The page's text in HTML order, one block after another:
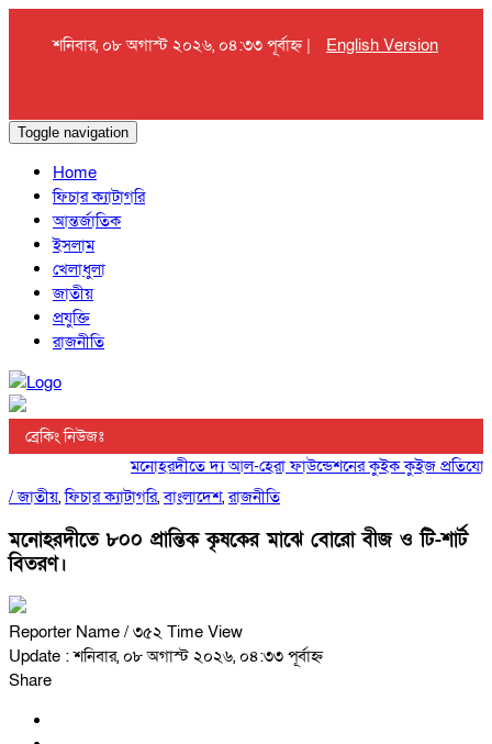
শনিবার, ০৮ অগাস্ট ২০২৬, ০৪:৩৩ পূর্বাহ্ন | English Version
Toggle navigation
Home
ফিচার ক্যাটাগরি
আন্তর্জাতিক
ইসলাম
খেলাধুলা
জাতীয়
প্রযুক্তি
রাজনীতি
ব্রেকিং নিউজঃ
মনোহরদীতে দ্য আল-হেরা ফাউন্ডেশনের কুইক কুইজ
/জাতীয়,ফিচার ক্যাটাগরি,বাংলাদেশ,রাজনীতি
মনোহরদীতে ৮০০ প্রান্তিক কৃষকের মাঝে বোরো বীজ ও টি-শার্ট
বিতরণ।
Reporter Name / ৩৫২ Time View
Update : শনিবার, ০৮ অগাস্ট ২০২৬, ০৪:৩৩ পূর্বাহ্ন
Share